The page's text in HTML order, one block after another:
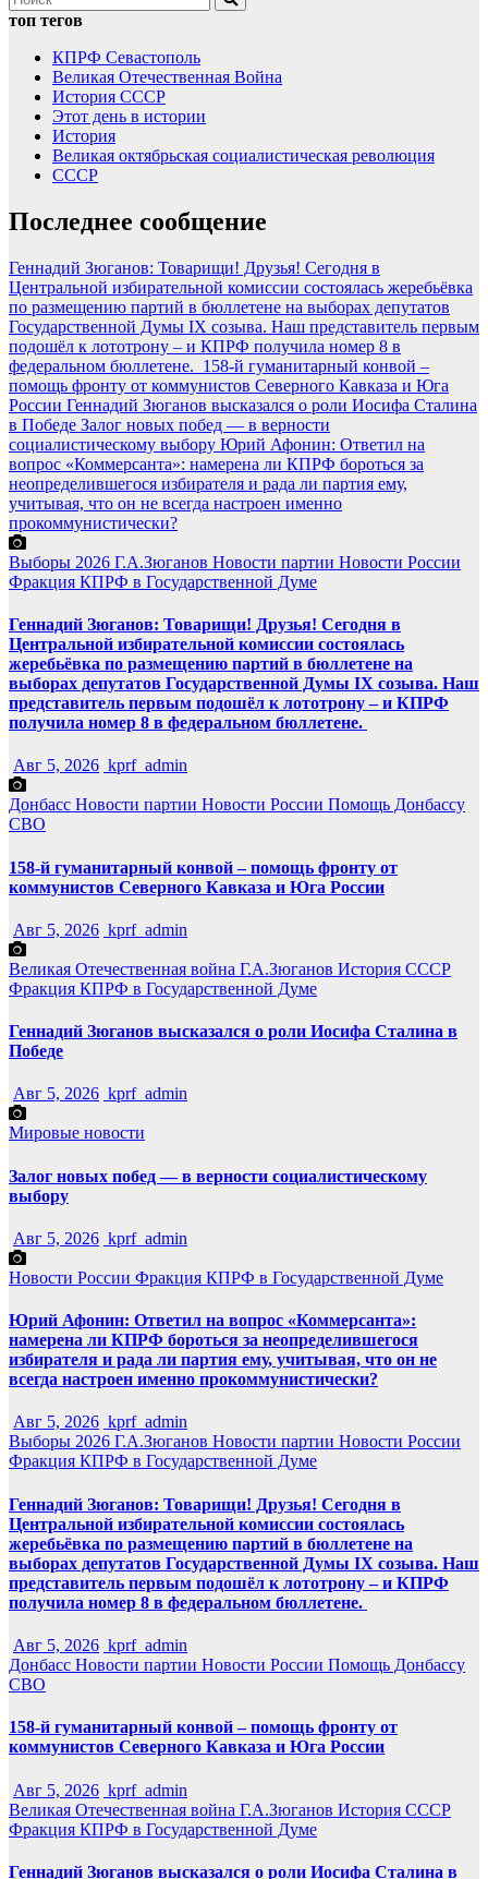
топ тегов
КПРФ Севастополь
Великая Отечественная Война
История СССР
Этот день в истории
История
Великая октябрьская социалистическая революция
СССР
Последнее сообщение
Геннадий Зюганов: Товарищи! Друзья! Сегодня в
Центральной избирательной комиссии состоялась жеребьёвка
по размещению партий в бюллетене на выборах депутатов
Государственной Думы IX созыва. Наш представитель первым
подошёл к лототрону – и КПРФ получила номер 8 в
федеральном бюллетене. 158-й гуманитарный конвой –
помощь фронту от коммунистов Северного Кавказа и Юга
России Геннадий Зюганов высказался о роли Иосифа Сталина
в Победе Залог новых побед — в верности
социалистическому выбору Юрий Афонин: Ответил на
вопрос «Коммерсанта»: намерена ли КПРФ бороться за
неопределившегося избирателя и рада ли партия ему,
учитывая, что он не всегда настроен именно
прокоммунистически?
Выборы 2026 Г.А.Зюганов Новости партии Новости России
Фракция КПРФ в Государственной Думе
Геннадий Зюганов: Товарищи! Друзья! Сегодня в
Центральной избирательной комиссии состоялась
жеребьёвка по размещению партий в бюллетене на
выборах депутатов Государственной Думы IX созыва. Наш
представитель первым подошёл к лототрону – и КПРФ
получила номер 8 в федеральном бюллетене.
Авг 5, 2026 kprf_admin
Донбасс Новости партии Новости России Помощь Донбассу
СВО
158-й гуманитарный конвой – помощь фронту от
коммунистов Северного Кавказа и Юга России
Авг 5, 2026 kprf_admin
Великая Отечественная война Г.А.Зюганов История СССР
Фракция КПРФ в Государственной Думе
Геннадий Зюганов высказался о роли Иосифа Сталина в
Победе
Авг 5, 2026 kprf_admin
Мировые новости
Залог новых побед — в верности социалистическому
выбору
Авг 5, 2026 kprf_admin
Новости России Фракция КПРФ в Государственной Думе
Юрий Афонин: Ответил на вопрос «Коммерсанта»:
намерена ли КПРФ бороться за неопределившегося
избирателя и рада ли партия ему, учитывая, что он не
всегда настроен именно прокоммунистически?
Авг 5, 2026 kprf_admin
Выборы 2026 Г.А.Зюганов Новости партии Новости России
Фракция КПРФ в Государственной Думе
Геннадий Зюганов: Товарищи! Друзья! Сегодня в
Центральной избирательной комиссии состоялась
жеребьёвка по размещению партий в бюллетене на
выборах депутатов Государственной Думы IX созыва. Наш
представитель первым подошёл к лототрону – и КПРФ
получила номер 8 в федеральном бюллетене.
Авг 5, 2026 kprf_admin
Донбасс Новости партии Новости России Помощь Донбассу
СВО
158-й гуманитарный конвой – помощь фронту от
коммунистов Северного Кавказа и Юга России
Авг 5, 2026 kprf_admin
Великая Отечественная война Г.А.Зюганов История СССР
Фракция КПРФ в Государственной Думе
Геннадий Зюганов высказался о роли Иосифа Сталина в